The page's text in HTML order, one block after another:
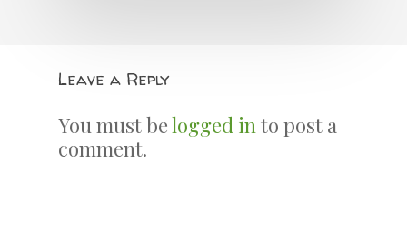
Leave a Reply
You must belogged into post a
comment.